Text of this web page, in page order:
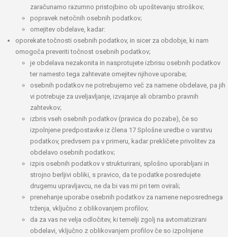
zaračunamo razumno pristojbino ob upoštevanju stroškov;
popravek netočnih osebnih podatkov;
omejitev obdelave, kadar:
oporekate točnosti osebnih podatkov, in sicer za obdobje, ki nam
omogoča preveriti točnost osebnih podatkov;
je obdelava nezakonita in nasprotujete izbrisu osebnih podatkov
ter namesto tega zahtevate omejitev njihove uporabe;
osebnih podatkov ne potrebujemo več za namene obdelave, pa jih
vi potrebuje za uveljavljanje, izvajanje ali obrambo pravnih
zahtevkov;
izbris vseh osebnih podatkov (pravica do pozabe), če so
izpolnjene predpostavke iz člena 17 Splošne uredbe o varstvu
podatkov, predvsem pa v primeru, kadar prekličete privolitev za
obdelavo osebnih podatkov;
izpis osebnih podatkov v strukturirani, splošno uporabljani in
strojno berljivi obliki, s pravico, da te podatke posredujete
drugemu upravljavcu, ne da bi vas mi pri tem ovirali;
prenehanje uporabe osebnih podatkov za namene neposrednega
trženja, vključno z oblikovanjem profilov;
da za vas ne velja odločitev, ki temelji zgolj na avtomatizirani
obdelavi, vključno z oblikovanjem profilov če so izpolnjene